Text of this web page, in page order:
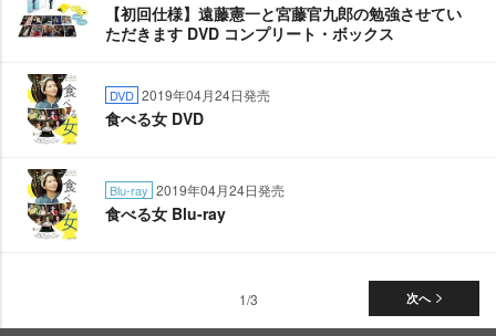
【初回仕様】遠藤憲一と宮藤官九郎の勉強させてい
ただきます DVD コンプリート・ボックス
DVD 2019年04月24日発売
食べる女 DVD
Blu-ray 2019年04月24日発売
食べる女 Blu-ray
次へ
1/3